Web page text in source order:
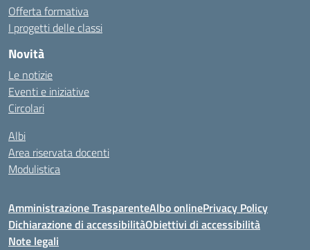
Offerta formativa
I progetti delle classi
Novità
Le notizie
Eventi e iniziative
Circolari
Albi
Area riservata docenti
Modulistica
Amministrazione TrasparenteAlbo onlinePrivacy Policy
Dichiarazione di accessibilitàObiettivi di accessibilità
Note legali